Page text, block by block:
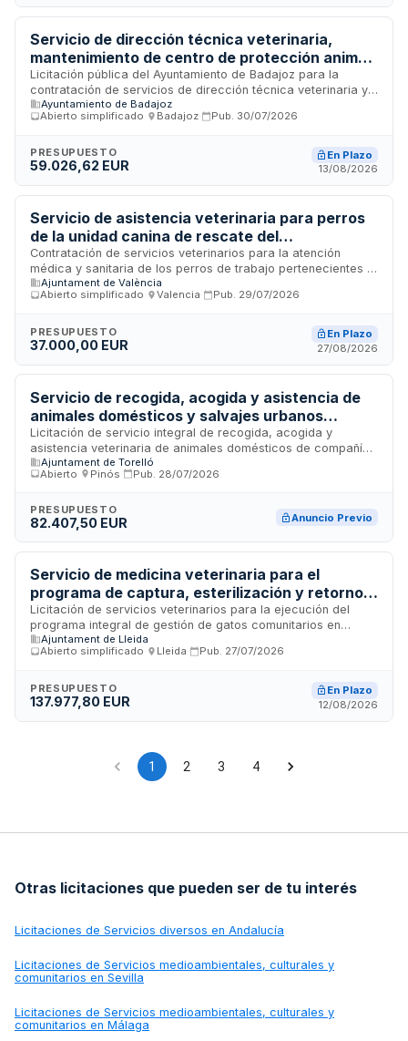
Ley de Contratos del Sector Público y normativa estatal de
contratación pública.
Servicio de dirección técnica veterinaria,
mantenimiento de centro de protección animal
y recogida de animales en vía pública para el
Ayuntamiento de Badajoz
Licitación pública del Ayuntamiento de Badajoz para la
contratación de servicios de dirección técnica veterinaria y
gestión integral del centro de protección animal municipal,
incluyendo el mantenimiento de las instalaciones, la recogida
pública y la retirada de cadáveres de animales en el término
municipal de Badajoz y sus pedanías. El servicio comprende
alojados y gestión de la recogida y transporte de fauna.
Ayuntamiento de Badajoz
Abierto simplificado
Badajoz Pub. 30/07/2026
PRESUPUESTO
59.026,62 EUR
En Plazo
13/08/2026
Servicio de asistencia veterinaria para perros
de la unidad canina de rescate del
departamento de bomberos, prevención,
intervención en emergencias y protección civil
Contratación de servicios veterinarios para la atención
médica y sanitaria de los perros de trabajo pertenecientes a
la unidad canina de rescate del departamento de bomberos
y protección civil. El contrato incluye la prestación de
mantener la salud y operatividad de los caninos utilizados en
operaciones de rescate y emergencias.
Ajuntament de València
Abierto simplificado
Valencia Pub. 29/07/2026
PRESUPUESTO
37.000,00 EUR
En Plazo
27/08/2026
Servicio de recogida, acogida y asistencia de
animales domésticos y salvajes urbanos
abandonados, perdidos o heridos en vía pública
- Ajuntament de Torelló
Licitación de servicio integral de recogida, acogida y
asistencia veterinaria de animales domésticos de compañía
y fauna urbana abandonados, perdidos, heridos o
decomisados encontrados en espacios públicos. Incluye
de cuerpos de seguridad y departamento de salud pública
municipal. El Ajuntament de Torelló requiere un operador
cualificado para gestionar la captación, custodia temporal,
atención sanitaria básica y derivación de animales a
recursos especializados, así como apoyo técnico en
intervenciones relacionadas con animales de las autoridades
competentes.
Ajuntament de Torelló
Abierto
Pinós Pub. 28/07/2026
PRESUPUESTO
82.407,50 EUR Anuncio Previo
Servicio de medicina veterinaria para el
programa de captura, esterilización y retorno
de gatos comunitarios del Ayuntamiento de
Lleida
Licitación de servicios veterinarios para la ejecución del
programa integral de gestión de gatos comunitarios en
Lleida. El contrato incluye actividades de captura,
esterilización, retorno, identificación electrónica,
actuaciones veterinarias complementarias necesarias para
el control poblacional y sanitario de colonias felinas del
Ajuntament de Lleida
Abierto simplificado
Lleida Pub. 27/07/2026
PRESUPUESTO
137.977,80 EUR
En Plazo
12/08/2026
1 2 3 4
Otras licitaciones que pueden ser de tu interés
Licitaciones de Servicios diversos en Andalucía
Licitaciones de Servicios medioambientales, culturales y
comunitarios en Sevilla
Licitaciones de Servicios medioambientales, culturales y
comunitarios en Málaga